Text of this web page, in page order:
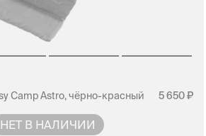
Camp Astro, чёрно-красный
5 650
НЕТ В НАЛИЧИИ